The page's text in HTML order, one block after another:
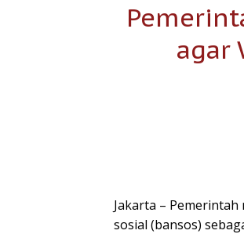
agar
Jakarta –
sosial (bansos)